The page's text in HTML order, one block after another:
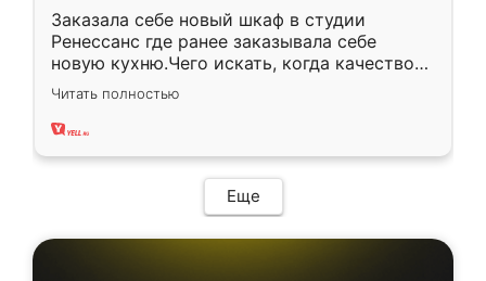
Заказала себе новый шкаф в студии
Ренессанс где ранее заказывала себе
новую кухню.Чего искать, когда качеством
вполне довольна. Служит кухня уже почти
два года, нареканий нет.
Читать полностью
Еще